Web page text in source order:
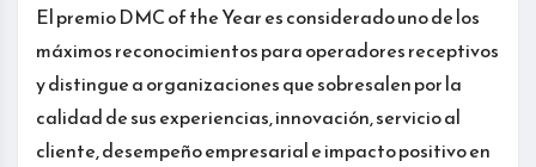
El premio DMC of the Year es considerado uno de los
máximos reconocimientos para operadores receptivos
y distingue a organizaciones que sobresalen por la
calidad de sus experiencias, innovación, servicio al
cliente, desempeño empresarial e impacto positivo en